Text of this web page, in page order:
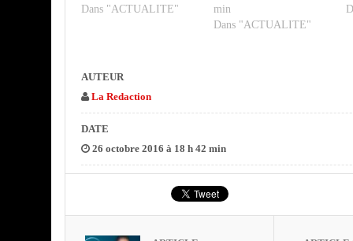
Dans "ACTUALITE"
min
Dans "ACTUALITE"
AUTEUR
La Redaction
DATE
26 octobre 2016 à 18 h 42 min